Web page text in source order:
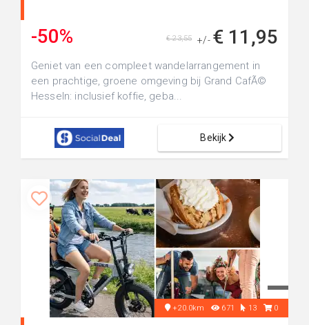
-50% +/- € 11,95
€ 23,55
Geniet van een compleet wandelarrangement in
een prachtige, groene omgeving bij Grand CafÃ©
Hesseln: inclusief koffie, geba...
Bekijk
+20.0km 671 13 0